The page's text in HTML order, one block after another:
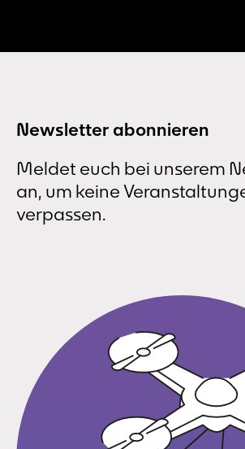
Newsletter abonnieren
Meldet euch bei unserem
an, um keine
verpassen.